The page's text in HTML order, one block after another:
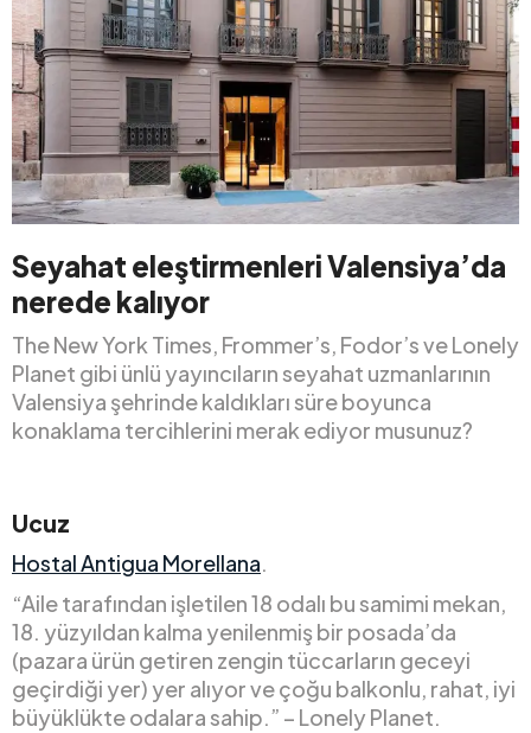
Seyahat eleştirmenleri Valensiya’da
nerede kalıyor
The New York Times, Frommer’s, Fodor’s ve Lonely
Planet gibi ünlü yayıncıların seyahat uzmanlarının
Valensiya şehrinde kaldıkları süre boyunca
konaklama tercihlerini merak ediyor musunuz?
Ucuz
Hostal Antigua Morellana.
“Aile tarafından işletilen 18 odalı bu samimi mekan,
18. yüzyıldan kalma yenilenmiş bir posada’da
(pazara ürün getiren zengin tüccarların geceyi
geçirdiği yer) yer alıyor ve çoğu balkonlu, rahat, iyi
büyüklükte odalara sahip.” – Lonely Planet.